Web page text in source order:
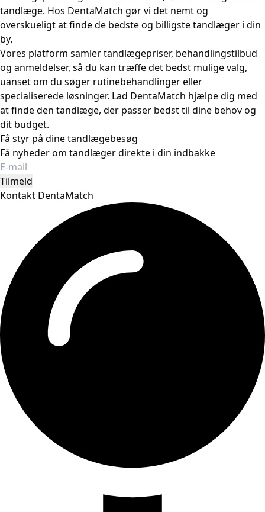
tandlæge. Hos DentaMatch gør vi det nemt og
overskueligt at finde de bedste og billigste tandlæger i din
by.
Vores platform samler tandlægepriser, behandlingstilbud
og anmeldelser, så du kan træffe det bedst mulige valg,
uanset om du søger rutinebehandlinger eller
specialiserede løsninger. Lad DentaMatch hjælpe dig med
at finde den tandlæge, der passer bedst til dine behov og
dit budget.
Få styr på dine tandlægebesøg
Få nyheder om tandlæger direkte i din indbakke
Tilmeld
Kontakt DentaMatch